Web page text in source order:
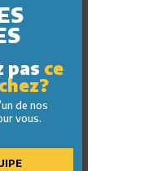
pas ce
de nos
vous.